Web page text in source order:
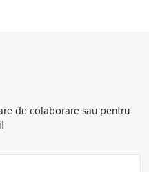
pentru trasabilitate
de colaborare sau pentru